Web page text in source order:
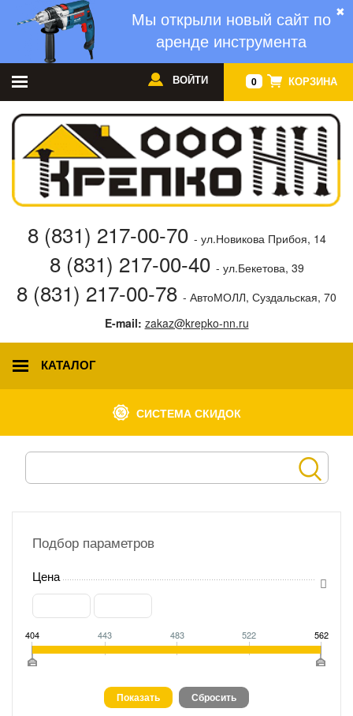
✖
Мы открыли новый сайт по
аренде инструмента
0 КОРЗИНА
ВОЙТИ
8 (831) 217-00-70 - ул.Новикова Прибоя, 14
8 (831) 217-00-40 - ул.Бекетова, 39
8 (831) 217-00-78 - АвтоМОЛЛ, Суздальская, 70
E-mail: zakaz@krepko-nn.ru
КАТАЛОГ
СИСТЕМА СКИДОК
Подбор параметров
Цена
404 443 483 522 562